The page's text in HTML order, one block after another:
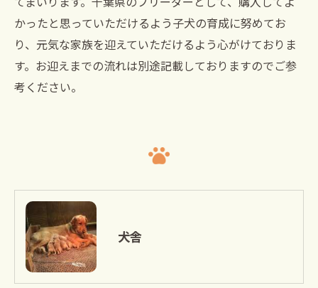
かったと思っていただけるよう子犬の育成に努めてお
り、元気な家族を迎えていただけるよう心がけておりま
す。お迎えまでの流れは別途記載しておりますのでご参
考ください。
犬舎